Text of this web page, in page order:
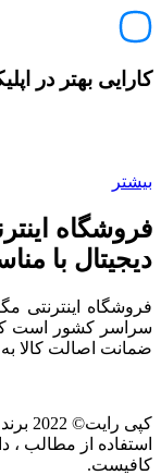
کارایی بهتر در
بیشتر
فروشگاه
دیجیتال با
فروشگاه اینترنتی
سراسر کشور است که
ضمانت اصالت کالا
کپی
استفاده از مطالب
کافیست.